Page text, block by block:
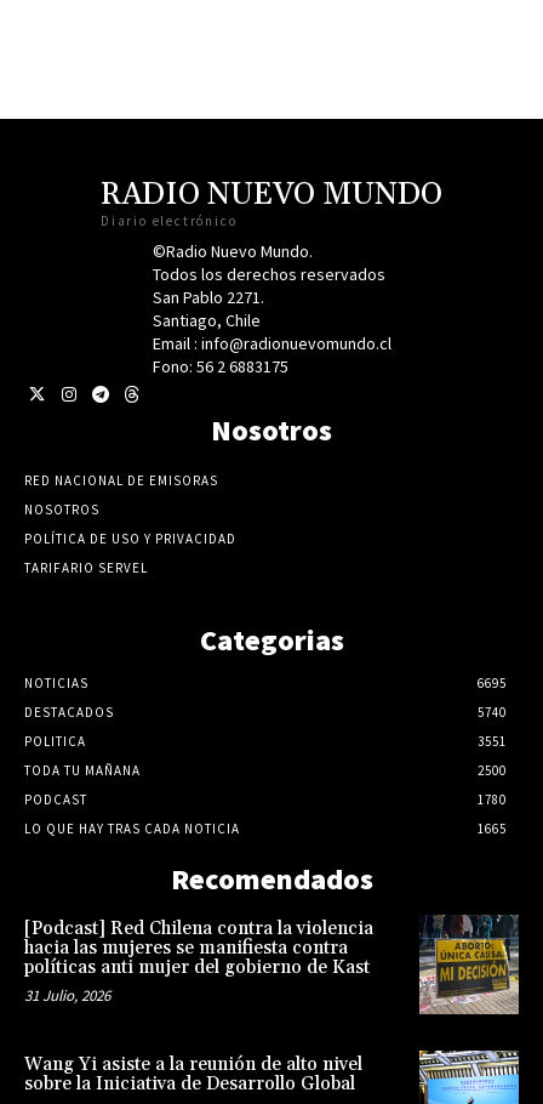
RADIO NUEVO MUNDO
Diario electrónico
©Radio Nuevo Mundo.
Todos los derechos reservados
San Pablo 2271.
Santiago, Chile
Email : info@radionuevomundo.cl
Fono: 56 2 6883175
Nosotros
RED NACIONAL DE EMISORAS
NOSOTROS
POLÍTICA DE USO Y PRIVACIDAD
TARIFARIO SERVEL
Categorias
NOTICIAS
6695
DESTACADOS
5740
POLITICA
3551
TODA TU MAÑANA
2500
PODCAST
1780
LO QUE HAY TRAS CADA NOTICIA
1665
Recomendados
[Podcast] Red Chilena contra la violencia
hacia las mujeres se manifiesta contra
políticas anti mujer del gobierno de Kast
31 Julio, 2026
Wang Yi asiste a la reunión de alto nivel
sobre la Iniciativa de Desarrollo Global